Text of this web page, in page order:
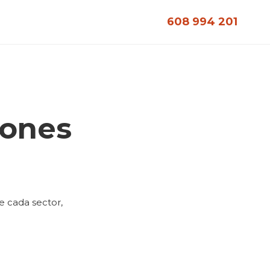
608 994 201
cada sector,